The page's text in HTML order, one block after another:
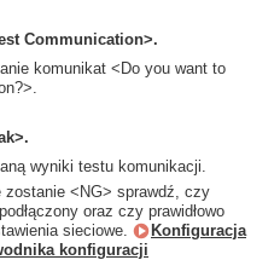
Communication>.
komunikat <Do you want to
wyniki testu komunikacji.
zostanie <NG> sprawdź, czy
oraz czy prawidłowo
sieciowe.
Konfiguracja
konfiguracji